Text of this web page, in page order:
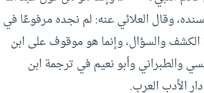
وقال العلائي عنه: لم نجده مرفوعًا في
والسؤال، وإنما هو موقوف على ابن
والطبراني وأبو نعيم في ترجمة ابن